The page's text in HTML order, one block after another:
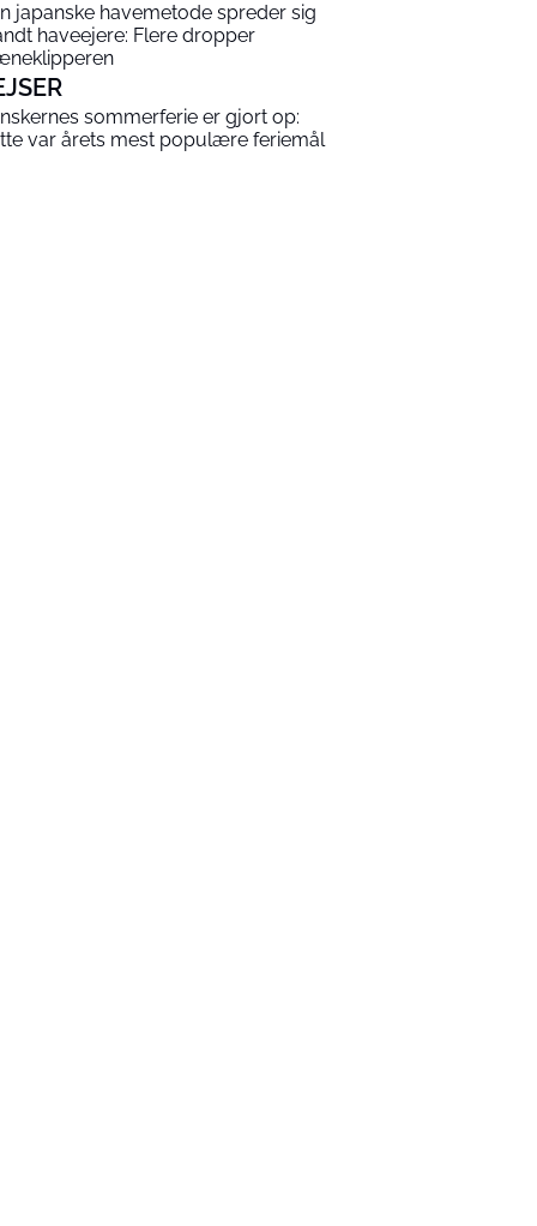
japanske havemetode spreder sig
haveejere: Flere dropper
sommerferie er gjort op:
var årets mest populære feriemål